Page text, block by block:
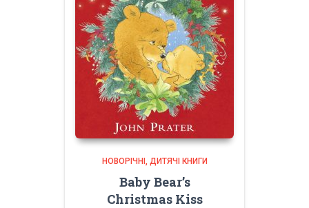
НОВОРІЧНІ ДИТЯЧІ КНИГИ
Baby Bear’s
Christmas Kiss